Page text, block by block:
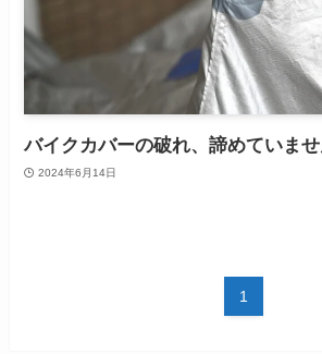
バイクカバーの破れ、諦めていませ
2024年6月14日
1